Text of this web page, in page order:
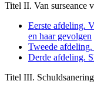
Titel II. Van surseance
Eerste afdeling.
en haar gevolgen
Tweede
Derde afdeling.
Titel III.